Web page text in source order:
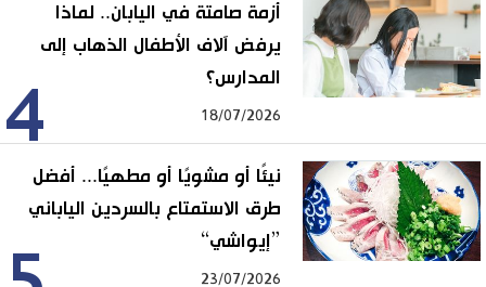
4
أزمة صامتة في اليابان.. لماذا
يرفض آلاف الأطفال الذهاب إلى
المدارس؟
18/07/2026
نيئًا أو مشويًا أو مطهيًا... أفضل
طرق الاستمتاع بالسردين الياباني
”إيواشي“
23/07/2026